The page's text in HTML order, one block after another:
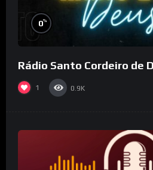
0%
Rádio Santo Cordeiro de
1 0.9K